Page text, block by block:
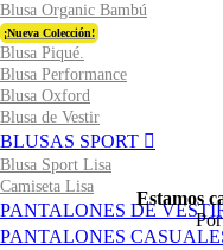
Blusa Organic Bambú
¡Nueva Colección!
Blusa Piqué.
Blusa Performance
Blusa Oxford
Blusa de Vestir
BLUSAS SPORT
Blusa Sport Lisa
Camiseta Lisa
PANTALONES DE
PANTALONES
Estamos